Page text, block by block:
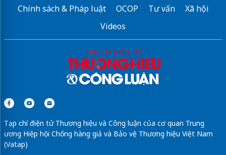
Chính sách & Pháp luật
OCOP Tư vấn
Xã hội
Videos
Tạp chí điện tử Thương hiệu và Công luận của cơ quan Trung
ương Hiệp hội Chống hàng giả và Bảo vệ Thương hiệu Việt Nam
(Vatap)